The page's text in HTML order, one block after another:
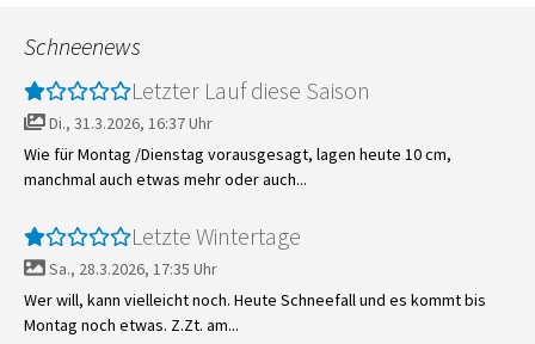
Schneenews
Letzter Lauf diese Saison
Di., 31.3.2026, 16:37 Uhr
Wie für Montag /Dienstag vorausgesagt, lagen heute 10 cm,
manchmal auch etwas mehr oder auch...
Letzte Wintertage
Sa., 28.3.2026, 17:35 Uhr
Wer will, kann vielleicht noch. Heute Schneefall und es kommt bis
Montag noch etwas. Z.Zt. am...